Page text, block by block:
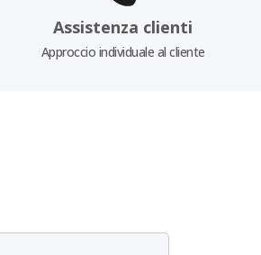
Assistenza clienti
Approccio individuale al cliente